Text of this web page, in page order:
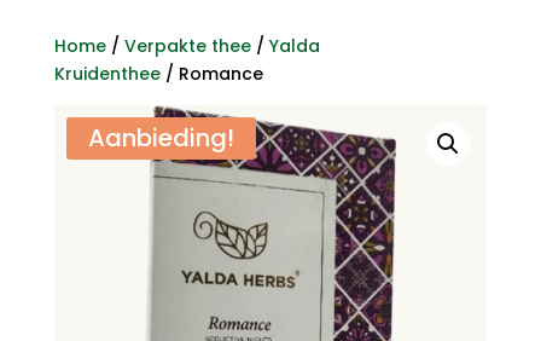
Home/ Verpakte thee/ Yalda
Kruidenthee/ Romance
Aanbieding!